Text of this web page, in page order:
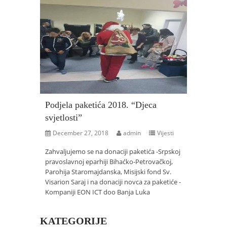
Podjela paketića 2018. “Djeca
svjetlosti”
December 27, 2018 admin Vijesti
Zahvaljujemo se na donaciji paketića -Srpskoj
pravoslavnoj eparhiji Bihaćko-Petrovačkoj,
Parohija Staromajdanska, Misijski fond Sv.
Visarion Saraj i na donaciji novca za paketiće -
Kompaniji EON ICT doo Banja Luka
KATEGORIJE